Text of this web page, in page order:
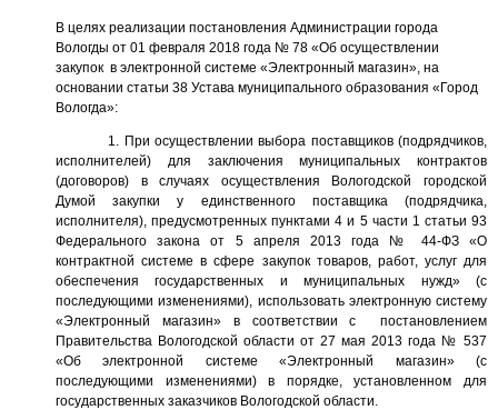
В целях реализации постановления Администрации города
Вологды от 01 февраля 2018 года № 78 «Об осуществлении
закупок в электронной системе «Электронный магазин», на
основании статьи 38 Устава муниципального образования «Город
Вологда»:
1. При осуществлении выбора поставщиков (подрядчиков,
исполнителей) для заключения муниципальных контрактов
(договоров) в случаях осуществления Вологодской городской
Думой закупки у единственного поставщика (подрядчика,
исполнителя), предусмотренных пунктами 4 и 5 части 1 статьи 93
Федерального закона от 5 апреля 2013 года № 44-ФЗ «О
контрактной системе в сфере закупок товаров, работ, услуг для
обеспечения государственных и муниципальных нужд» (с
последующими изменениями), использовать электронную систему
«Электронный магазин» в соответствии с постановлением
Правительства Вологодской области от 27 мая 2013 года № 537
«Об электронной системе «Электронный магазин» (с
последующими изменениями) в порядке, установленном для
государственных заказчиков Вологодской области.